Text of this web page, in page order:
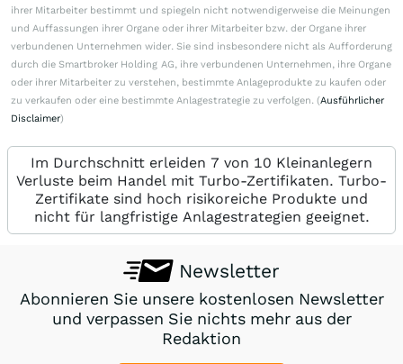
ihrer Mitarbeiter bestimmt und spiegeln nicht notwendigerweise die Meinungen
und Auffassungen ihrer Organe oder ihrer Mitarbeiter bzw. der Organe ihrer
verbundenen Unternehmen wider. Sie sind insbesondere nicht als Aufforderung
durch die Smartbroker Holding AG, ihre verbundenen Unternehmen, ihre Organe
oder ihrer Mitarbeiter zu verstehen, bestimmte Anlageprodukte zu kaufen oder
zu verkaufen oder eine bestimmte Anlagestrategie zu verfolgen. (Ausführlicher
Disclaimer)
Im Durchschnitt erleiden 7 von 10 Kleinanlegern
Verluste beim Handel mit Turbo-Zertifikaten. Turbo-
Zertifikate sind hoch risikoreiche Produkte und
nicht für langfristige Anlagestrategien geeignet.
Newsletter
Abonnieren Sie unsere kostenlosen Newsletter
und verpassen Sie nichts mehr aus der
Redaktion